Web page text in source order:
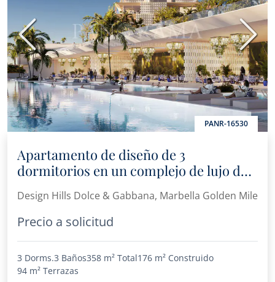
PANR-16530
Anterior
Apartamento de diseño de 3
dormitorios en un complejo de lujo de
primer nivel
Design Hills Dolce & Gabbana, Marbella Golden Mile
Precio a solicitud
3 Dorms.3 Baños358 m² Total176 m² Construido
94 m² Terrazas